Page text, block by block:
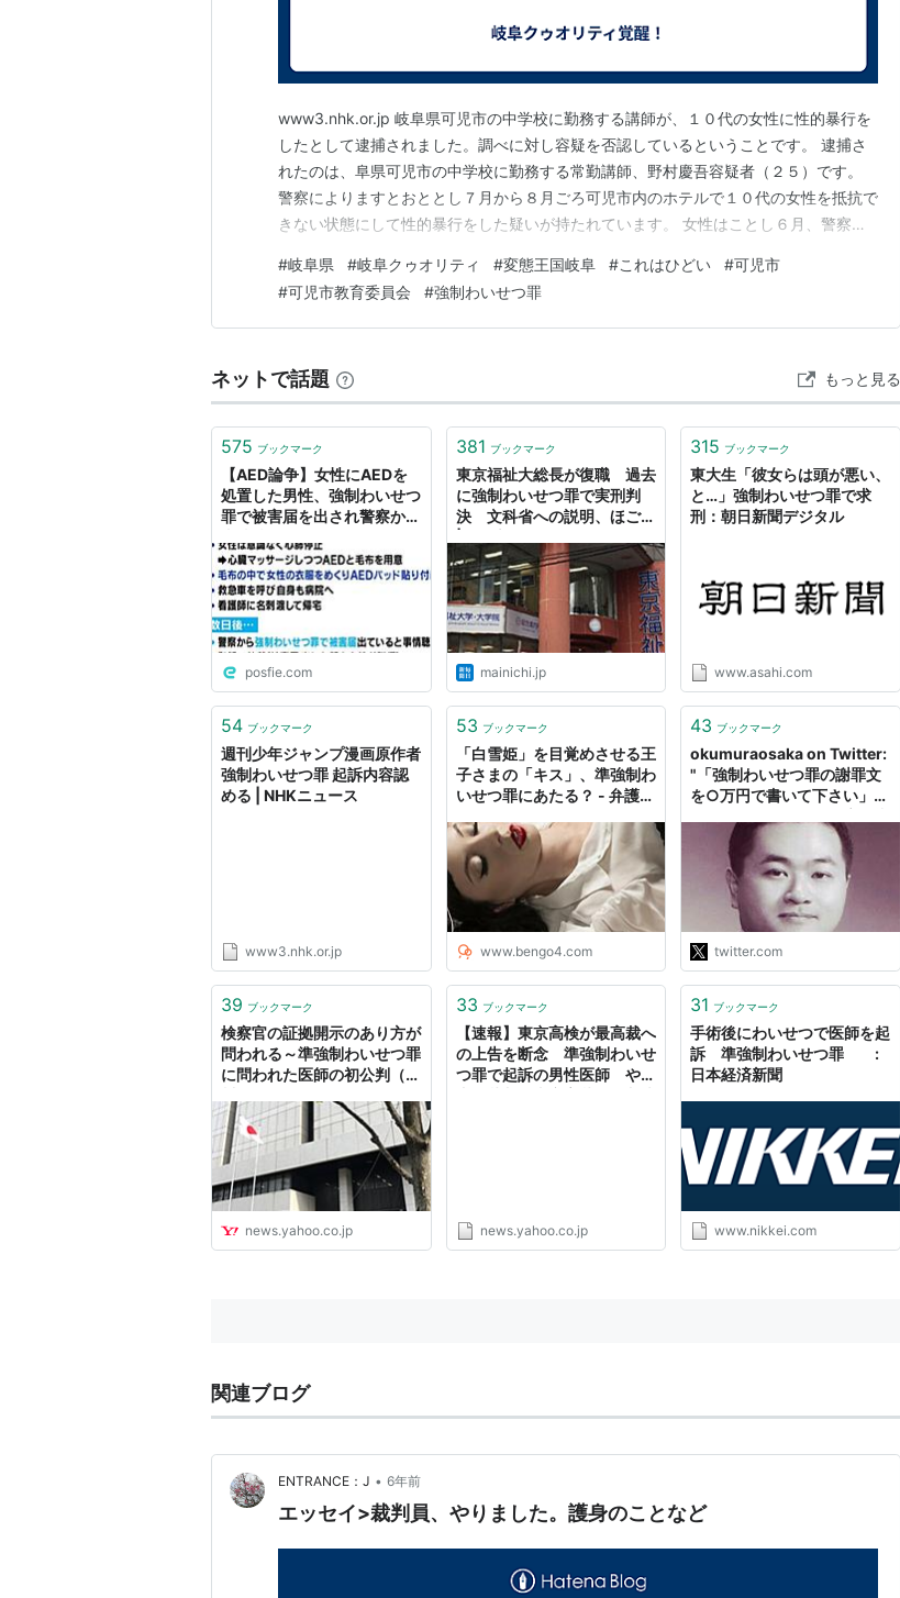
www3.nhk.or.jp 岐阜県可児市の中学校に勤務する講師が、１０代の女性に性的暴行を
したとして逮捕されました。調べに対し容疑を否認しているということです。 逮捕さ
れたのは、阜県可児市の中学校に勤務する常勤講師、野村慶吾容疑者（２５）です。
警察によりますとおととし７月から８月ごろ可児市内のホテルで１０代の女性を抵抗で
きない状態にして性的暴行をした疑いが持たれています。 女性はことし６月、警察に
否認しているということです。 可児市教育委員会によりますと、野村容疑者はおとと
し県の教育委員会に採用され、可児市の公立…
#岐阜県 #岐阜クゥオリティ #変態王国岐阜 #これはひどい #可児市
#可児市教育委員会 #強制わいせつ罪
ネットで話題 もっと見る
575 ブックマーク
【AED論争】女性にAEDを
処置した男性、強制わいせつ
罪で被害届を出され警察から
を助けるのはデメリットしか
ない、残念ながら見殺しまし
ょう」
posfie.com
381 ブックマーク
東京福祉大総長が復職 過去
に強制わいせつ罪で実刑判
決 文科省への説明、ほごに
mainichi.jp
315 ブックマーク
東大生「彼女らは頭が悪い、
と…」強制わいせつ罪で求
刑：朝日新聞デジタル
www.asahi.com
54 ブックマーク
週刊少年ジャンプ漫画原作者
強制わいせつ罪 起訴内容認
める | NHKニュース
www3.nhk.or.jp
53 ブックマーク
「白雪姫」を目覚めさせる王
子さまの「キス」、準強制わ
いせつ罪にあたる？ - 弁護士
www.bengo4.com
43 ブックマーク
okumuraosaka on Twitter:
"「強制わいせつ罪の謝罪文
を○万円で書いて下さい」と
めて書くのだが、犯人の心は
こもっていない。"
twitter.com
39 ブックマーク
検察官の証拠開示のあり方が
問われる～準強制わいせつ罪
に問われた医師の初公判（江
Yahoo!ニュース
news.yahoo.co.jp
33 ブックマーク
【速報】東京高検が最高裁へ
の上告を断念 準強制わいせ
つ罪で起訴の男性医師 やり
news.yahoo.co.jp
31 ブックマーク
手術後にわいせつで医師を起
訴 準強制わいせつ罪 :
日本経済新聞
www.nikkei.com
関連ブログ
ENTRANCE：J • 6年前
エッセイ>裁判員、やりました。護身のことなど